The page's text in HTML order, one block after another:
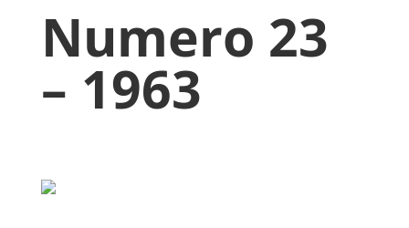
Numero 23
– 1963